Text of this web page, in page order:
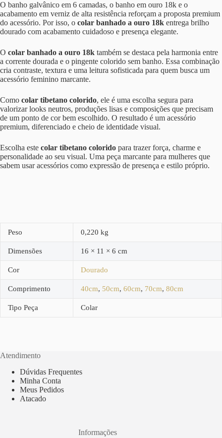
O banho galvânico em 6 camadas, o banho em ouro 18k e o
acabamento em verniz de alta resistência reforçam a proposta premium
do acessório. Por isso, o colar banhado a ouro 18k entrega brilho
dourado com acabamento cuidadoso e presença elegante.
O colar banhado a ouro 18k também se destaca pela harmonia entre
a corrente dourada e o pingente colorido sem banho. Essa combinação
cria contraste, textura e uma leitura sofisticada para quem busca um
acessório feminino marcante.
Como colar tibetano colorido, ele é uma escolha segura para
valorizar looks neutros, produções lisas e composições que precisam
de um ponto de cor bem escolhido. O resultado é um acessório
premium, diferenciado e cheio de identidade visual.
Escolha este colar tibetano colorido para trazer força, charme e
personalidade ao seu visual. Uma peça marcante para mulheres que
sabem usar acessórios como expressão de presença e estilo próprio.
Peso 0,220 kg
Dimensões 16 × 11 × 6 cm
Cor Dourado
Comprimento 40cm, 50cm, 60cm, 70cm, 80cm
Tipo Peça Colar
Atendimento
Dúvidas Frequentes
Minha Conta
Meus Pedidos
Atacado
Informações